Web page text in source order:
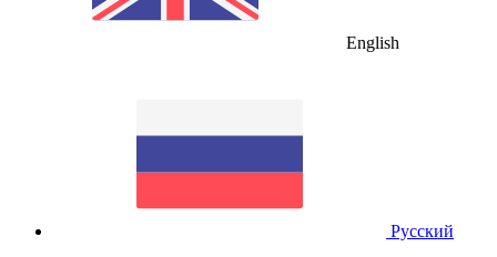
English
Русский